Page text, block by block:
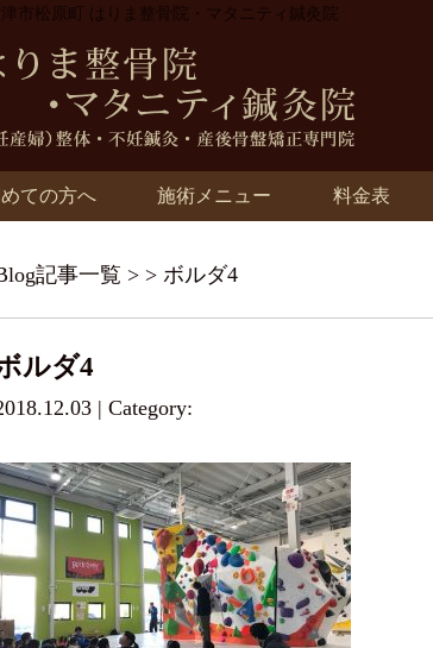
市松原町 はりま整骨院・マタニティ鍼灸院
ての方へ 施術メニュー 料金表
記事一覧 > > ボルダ4
ルダ4
| Category: